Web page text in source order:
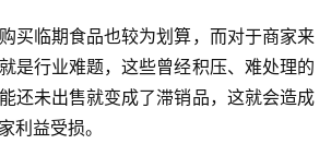
买临期食品也较为划算，而对于商家来
是行业难题，这些曾经积压、难处理的
还未出售就变成了滞销品，这就会造成
利益受损。